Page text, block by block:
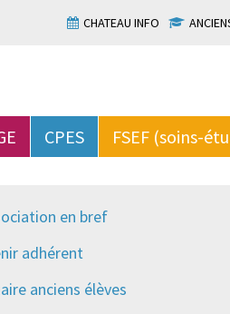
CHATEAU INFO
CPES FSEF (soins-
en bref
adhérent
anciens élèves